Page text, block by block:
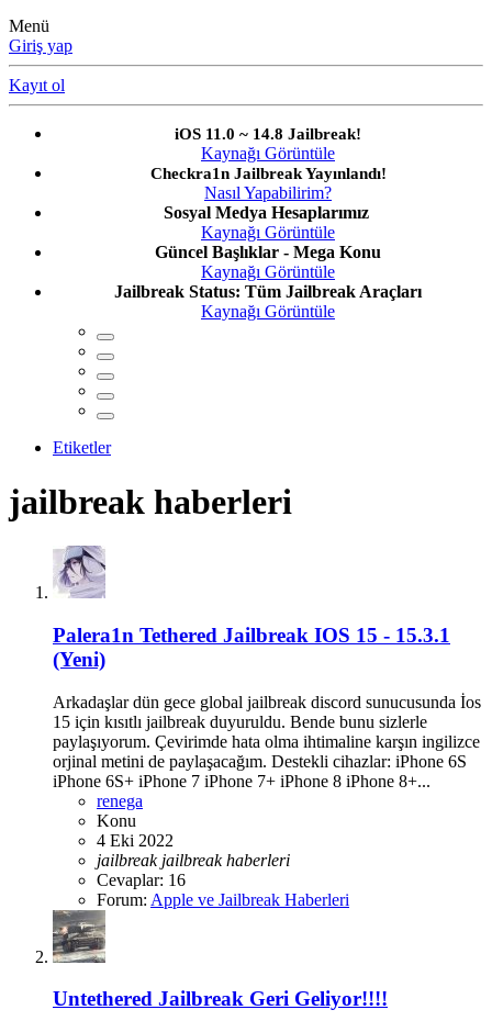
Menü
Giriş yap
Kayıt ol
iOS 11.0 ~ 14.8 Jailbreak!
Kaynağı Görüntüle
Checkra1n Jailbreak Yayınlandı!
Nasıl Yapabilirim?
Sosyal Medya Hesaplarımız
Kaynağı Görüntüle
Güncel Başlıklar - Mega Konu
Kaynağı Görüntüle
Jailbreak Status: Tüm Jailbreak Araçları
Kaynağı Görüntüle
Etiketler
jailbreak haberleri
Palera1n Tethered Jailbreak IOS 15 - 15.3.1
(Yeni)
Arkadaşlar dün gece global jailbreak discord sunucusunda İos
15 için kısıtlı jailbreak duyuruldu. Bende bunu sizlerle
paylaşıyorum. Çevirimde hata olma ihtimaline karşın ingilizce
orjinal metini de paylaşacağım. Destekli cihazlar: iPhone 6S
iPhone 6S+ iPhone 7 iPhone 7+ iPhone 8 iPhone 8+...
renega
Konu
4 Eki 2022
jailbreak jailbreak haberleri
Cevaplar: 16
Forum: Apple ve Jailbreak Haberleri
Untethered Jailbreak Geri Geliyor!!!!